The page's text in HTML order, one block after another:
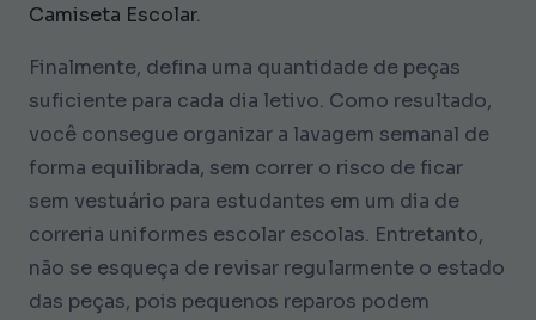
Camiseta Escolar.
Finalmente, defina uma quantidade de peças
suficiente para cada dia letivo. Como resultado,
você consegue organizar a lavagem semanal de
forma equilibrada, sem correr o risco de ficar
sem vestuário para estudantes em um dia de
correria uniformes escolar escolas. Entretanto,
não se esqueça de revisar regularmente o estado
das peças, pois pequenos reparos podem